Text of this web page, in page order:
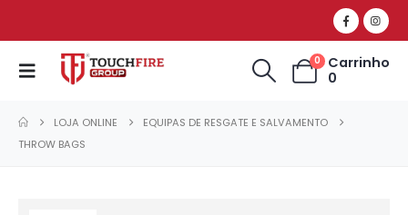
0
Carrinho
0
LOJA ONLINE
EQUIPAS DE RESGATE E SALVAMENTO
THROW BAGS